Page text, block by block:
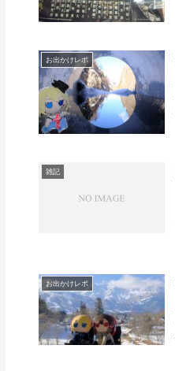
お出かけレポ
雑記
お出かけレポ